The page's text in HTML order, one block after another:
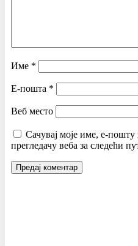
Име *
Е-пошта *
Веб место
Сачувај моје име, е-
прегледачу веба за следећи